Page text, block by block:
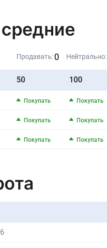
Продавать:0 Нейтрально:
50 100
Покупать Покупать
Покупать Покупать
Покупать Покупать